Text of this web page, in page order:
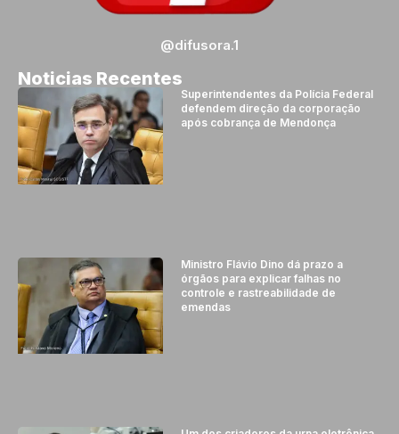
@difusora.1
Noticias Recentes
Superintendentes da Polícia Federal
defendem direção da corporação
após cobrança de Mendonça
Ministro Flávio Dino dá prazo a
órgãos para explicar falhas no
controle e rastreabilidade de
emendas